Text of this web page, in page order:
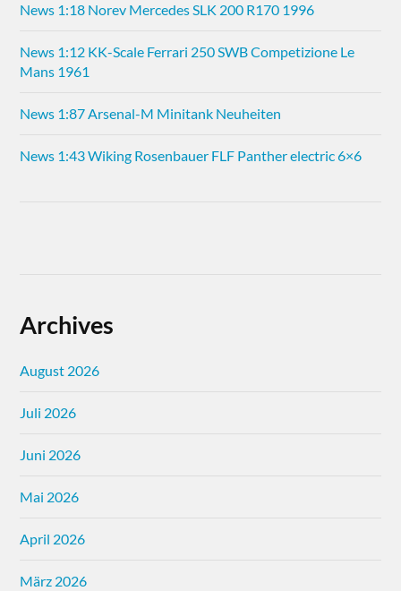
News 1:18 Norev Mercedes SLK 200 R170 1996
News 1:12 KK-Scale Ferrari 250 SWB Competizione Le
Mans 1961
News 1:87 Arsenal-M Minitank Neuheiten
News 1:43 Wiking Rosenbauer FLF Panther electric 6×6
Archives
August 2026
Juli 2026
Juni 2026
Mai 2026
April 2026
März 2026